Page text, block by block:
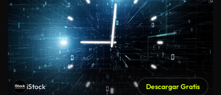
iStock Descargar Gratis